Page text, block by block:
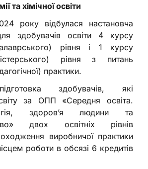
та хімічної освіти
року відбулася настановча
здобувачів освіти 4 курсу
рівня і 1 курсу
рівня з питань
практики.
здобувачів, які
за ОПП «Середня освіта.
здоров’я людини та
двох освітніх рівнів
виробничої практики
роботи в обсязі 6 кредитів